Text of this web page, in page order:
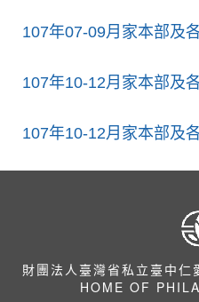
107年07-09月家本部及
107年10-12月家本部及
107年10-12月家本部及
財團法人臺灣省私立臺中
HOME OF